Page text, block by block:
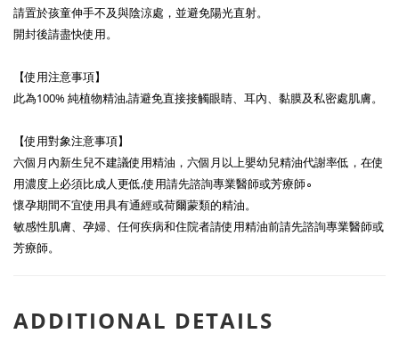
請置於孩童伸手不及與陰涼處，並避免陽光直射。
開封後請盡快使用。
【使用注意事項】
此為100% 純植物精油,請避免直接接觸眼睛、耳內、黏膜及私密處肌膚。
【使用對象注意事項】
六個月內新生兒不建議使用精油，六個月以上嬰幼兒精油代謝率低，在使
用濃度上必須比成人更低,使用請先諮詢專業醫師或芳療師∘
懷孕期間不宜使用具有通經或荷爾蒙類的精油。
敏感性肌膚、孕婦、任何疾病和住院者請使用精油前請先諮詢專業醫師或
芳療師。
ADDITIONAL DETAILS